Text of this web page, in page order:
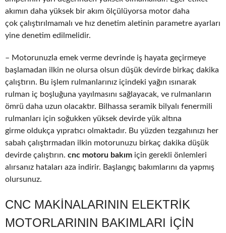
akımın daha yüksek bir akım ölçülüyorsa motor daha
çok çalıştırılmamalı ve hız denetim aletinin parametre ayarları
yine denetim edilmelidir.
– Motorunuzla emek verme devrinde iş hayata geçirmeye
başlamadan ilkin ne olursa olsun düşük devirde birkaç dakika
çalıştırın. Bu işlem rulmanlarınız içindeki yağın ısınarak
rulman iç boşluğuna yayılmasını sağlayacak, ve rulmanların
ömrü daha uzun olacaktır. Bilhassa seramik bilyalı fenermili
rulmanları için soğukken yüksek devirde yük altına
girme oldukça yıpratıcı olmaktadır. Bu yüzden tezgahınızı her
sabah çalıştırmadan ilkin motorunuzu birkaç dakika düşük
devirde çalıştırın. cnc motoru bakım için gerekli önlemleri
alırsanız hataları aza indirir. Başlangıç bakımlarını da yapmış
olursunuz.
CNC MAKINALARININ ELEKTRIK
MOTORLARININ BAKIMLARI IÇIN